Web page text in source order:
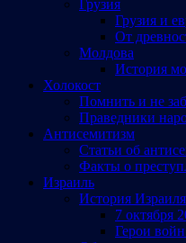
Грузия
Грузия и
От
Молдова
История
Холокост
Помнить и не
Праведники
Антисемитизм
Статьи об
Факты о
Израиль
История Израиля
7 октября
Герои